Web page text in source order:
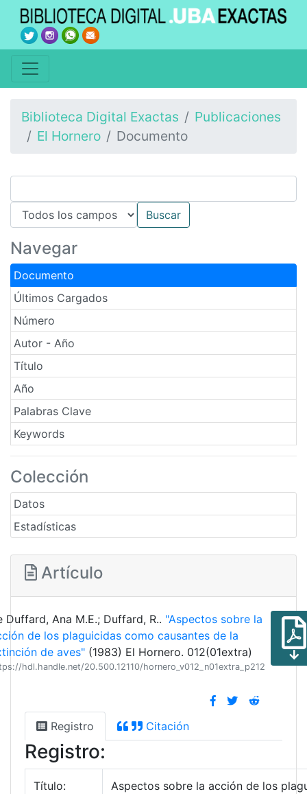
Biblioteca Digital Exactas
Publicaciones
El Hornero
Documento
Navegar
Documento
Últimos Cargados
Número
Autor - Año
Título
Año
Palabras Clave
Keywords
Colección
Datos
Estadísticas
Artículo
Duffard, Ana M.E.; Duffard, R.. "Aspectos sobre la
de los plaguicidas como causantes de la
de aves" (1983) El Hornero. 012(01extra)
hdl.handle.net/20.500.12110/hornero_v012_n01extra_p212
Registro Citación
Registro:
Título: Aspectos sobre la acción de los